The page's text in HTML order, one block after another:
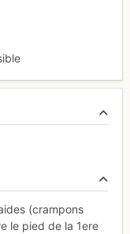
(crampons
le pied de la 1ere